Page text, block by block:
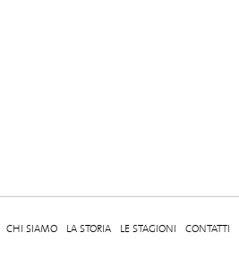
CHI SIAMO LA STORIA LE STAGIONI CONTATTI